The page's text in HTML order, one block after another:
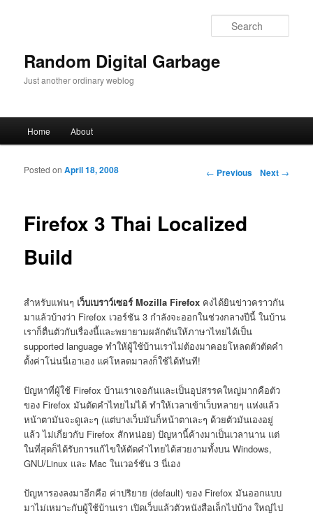
Random Digital Garbage
Just another ordinary weblog
Skip to primary content
Skip to secondary content
Home About
Post navigation
← Previous Next →
Firefox 3 Thai Localized
Build
Posted onApril 18, 2008
สำหรับแฟนๆ เว็บเบราว์เซอร์ Mozilla Firefox คงได้ยินข่าวคราวกัน
มาแล้วบ้างว่า Firefox เวอร์ชัน 3 กำลังจะออกในช่วงกลางปีนี้ ในบ้าน
เราก็ตื่นตัวกับเรื่องนี้และพยายามผลักดันให้ภาษาไทยได้เป็น
supported language ทำให้ผู้ใช้บ้านเราไม่ต้องมาคอยโหลดตัวตัดคำ
ตั้งค่าโน่นนี่เอาเอง แค่โหลดมาลงก็ใช้ได้ทันที!
ปัญหาที่ผู้ใช้ Firefox บ้านเราเจอกันและเป็นอุปสรรคใหญ่มากคือตัว
ของ Firefox มันตัดคำไทยไม่ได้ ทำให้เวลาเข้าเว็บหลายๆ แห่งแล้ว
หน้าตามันจะดูเละๆ (แต่บางเว็บมันก็หน้าตาเละๆ ด้วยตัวมันเองอยู่
แล้ว ไม่เกี่ยวกับ Firefox สักหน่อย) ปัญหานี้ค้างมาเป็นเวลานาน แต่
ในที่สุดก็ได้รับการแก้ไขให้ตัดคำไทยได้สวยงามทั้งบน Windows,
GNU/Linux และ Mac ในเวอร์ชัน 3 นี่เอง
ปัญหารองลงมาอีกคือ ค่าปริยาย (default) ของ Firefox มันออกแบบ
มาไม่เหมาะกับผู้ใช้บ้านเรา เปิดเว็บแล้วตัวหนังสือเล็กไปบ้าง ใหญ่ไป